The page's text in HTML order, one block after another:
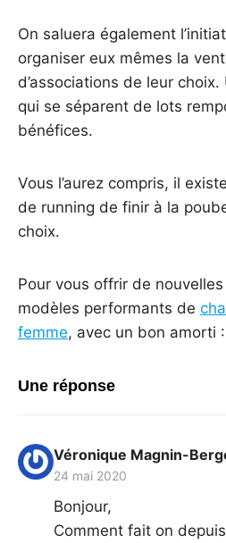
On saluera également
organiser eux mêmes la
d’associations de leur
qui se séparent de lots
bénéfices.
Vous l’aurez compris, il
de running de finir à la
choix.
Pour vous offrir de
modèles performants de
femme, avec un bon amorti :
Une réponse
Véronique Magnin-
24 mai 2020
Bonjour,
Comment fait on